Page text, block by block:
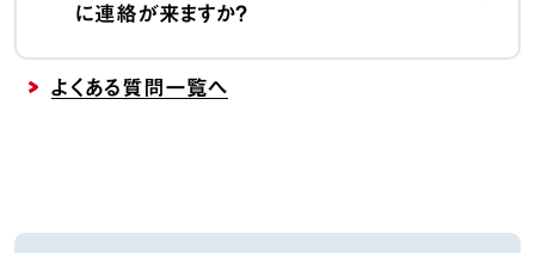
に連絡が来ますか？
よくある質問一覧へ